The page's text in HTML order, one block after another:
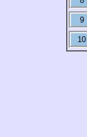
9
10